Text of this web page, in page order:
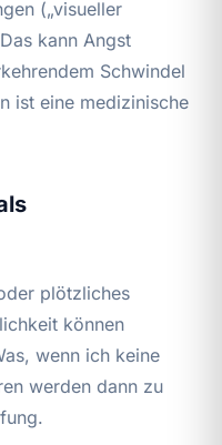
(„visueller
kann Angst
Schwindel
ist eine medizinische
plötzliches
können
wenn ich keine
werden dann zu